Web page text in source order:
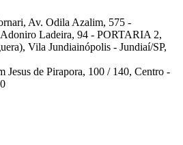
Av. Odila Azalim, 575 -
Ladeira, 94 - PORTARIA 2,
Vila Jundiainópolis - Jundiaí/SP,
Jesus de Pirapora, 100 / 140, Centro -